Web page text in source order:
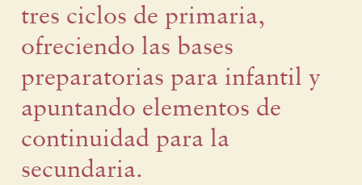
tres ciclos de primaria,
ofreciendo las bases
preparatorias para infantil y
apuntando elementos de
continuidad para la
secundaria.